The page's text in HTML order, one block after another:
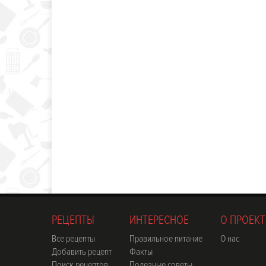
РЕЦЕПТЫ
Все рецепты
Добавить рецепт
ИНТЕРЕСНОЕ
Правильное питание
Факты
О
О нас